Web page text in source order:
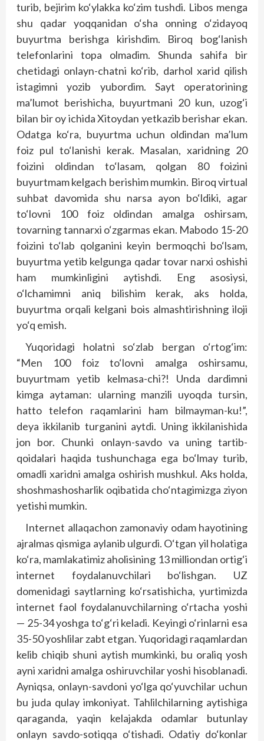
turib, bejirim ko‘ylakka ko‘zim tushdi. Libos menga
shu qadar yoqqanidan o‘sha onning o‘zidayoq
buyurtma berishga kirishdim. Biroq bog‘lanish
telefonlarini topa olmadim. Shunda sahifa bir
chetidagi onlayn-chatni ko‘rib, darhol xarid qilish
istagimni yozib yubordim. Sayt operatorining
ma’lumot berishicha, buyurtmani 20 kun, uzog‘i
bilan bir oy ichida Xitoydan yetkazib berishar ekan.
Odatga ko‘ra, buyurtma uchun oldindan ma’lum
foiz pul to‘lanishi kerak. Masalan, xaridning 20
foizini oldindan to‘lasam, qolgan 80 foizini
buyurtmam kelgach berishim mumkin. Biroq virtual
suhbat davomida shu narsa ayon bo‘ldiki, agar
to‘lovni 100 foiz oldindan amalga oshirsam,
tovarning tannarxi o‘zgarmas ekan. Mabodo 15-20
foizini to‘lab qolganini keyin bermoqchi bo‘lsam,
buyurtma yetib kelgunga qadar tovar narxi oshishi
ham mumkinligini aytishdi. Eng asosiysi,
o‘lchamimni aniq bilishim kerak, aks holda,
buyurtma orqali kelgani bois almashtirishning iloji
yo‘q emish.
Yuqoridagi holatni so‘zlab bergan o‘rtog‘im:
“Men 100 foiz to‘lovni amalga oshirsamu,
buyurtmam yetib kelmasa-chi?! Unda dardimni
kimga aytaman: ularning manzili uyoqda tursin,
hatto telefon raqamlarini ham bilmayman-ku!”,
deya ikkilanib turganini aytdi. Uning ikkilanishida
jon bor. Chunki onlayn-savdo va uning tartib-
qoidalari haqida tushunchaga ega bo‘lmay turib,
omadli xaridni amalga oshirish mushkul. Aks holda,
shoshmashosharlik oqibatida cho‘ntagimizga ziyon
yetishi mumkin.
Internet allaqachon zamonaviy odam hayotining
ajralmas qismiga aylanib ulgurdi. O‘tgan yil holatiga
ko‘ra, mamlakatimiz aholisining 13 milliondan ortig‘i
internet foydalanuvchilari bo‘lishgan. UZ
domenidagi saytlarning ko‘rsatishicha, yurtimizda
internet faol foydalanuvchilarning o‘rtacha yoshi
— 25-34 yoshga to‘g‘ri keladi. Keyingi o‘rinlarni esa
35-50 yoshlilar zabt etgan. Yuqoridagi raqamlardan
kelib chiqib shuni aytish mumkinki, bu oraliq yosh
ayni xaridni amalga oshiruvchilar yoshi hisoblanadi.
Ayniqsa, onlayn-savdoni yo‘lga qo‘yuvchilar uchun
bu juda qulay imkoniyat. Tahlilchilarning aytishiga
qaraganda, yaqin kelajakda odamlar butunlay
onlayn savdo-sotiqqa o‘tishadi. Odatiy do‘konlar